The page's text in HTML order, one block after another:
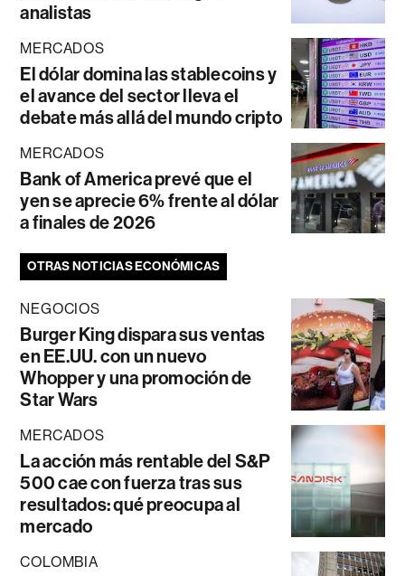
analistas
MERCADOS
El dólar domina las stablecoins y
el avance del sector lleva el
debate más allá del mundo cripto
MERCADOS
Bank of America prevé que el
yen se aprecie 6% frente al dólar
a finales de 2026
OTRAS NOTICIAS ECONÓMICAS
NEGOCIOS
Burger King dispara sus ventas
en EE.UU. con un nuevo
Whopper y una promoción de
Star Wars
MERCADOS
La acción más rentable del S&P
500 cae con fuerza tras sus
resultados: qué preocupa al
mercado
COLOMBIA